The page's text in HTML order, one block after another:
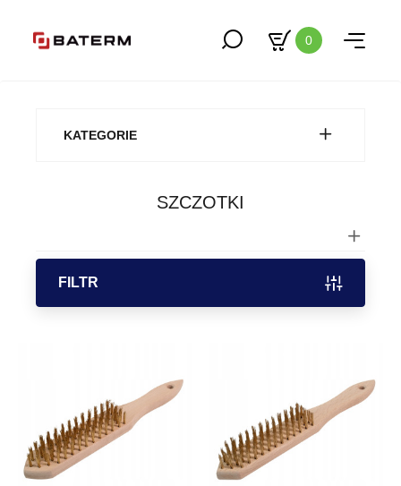
0
KATEGORIE
SZCZOTKI
FILTR